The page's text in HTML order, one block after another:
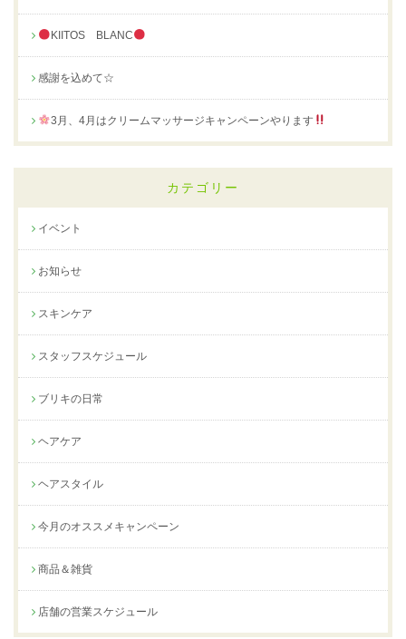
KIITOS BLANC
感謝を込めて☆
3月、4月はクリームマッサージキャンペーンやります
カテゴリー
イベント
お知らせ
スキンケア
スタッフスケジュール
ブリキの日常
ヘアケア
ヘアスタイル
今月のオススメキャンペーン
商品＆雑貨
店舗の営業スケジュール